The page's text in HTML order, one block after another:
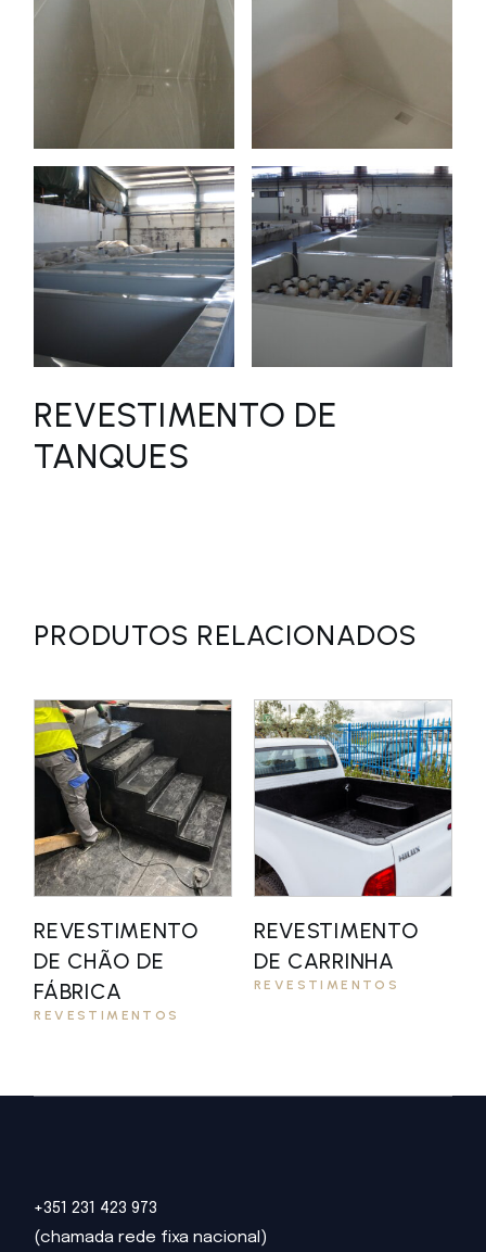
REVESTIMENTO DE
TANQUES
PRODUTOS RELACIONADOS
REVESTIMENTO
DE CHÃO DE
FÁBRICA
REVESTIMENTOS
REVESTIMENTO
DE CARRINHA
REVESTIMENTOS
+351 231 423 973
(chamada rede fixa nacional)